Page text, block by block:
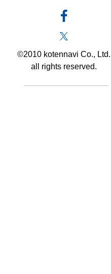
©2010 kotennavi Co., Ltd.
all rights reserved.